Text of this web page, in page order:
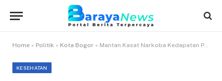
Home » Politik » Kota Bogor » Mantan Kasat Narkoba Kedapatan Pakai Sabu, Ya Dicokok Lah
KESEHATAN